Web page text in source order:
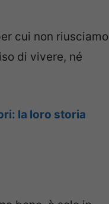
cui non riusciamo
di vivere, né
la loro storia